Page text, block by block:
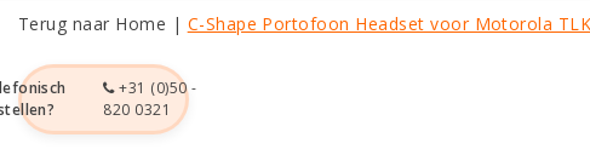
Terug naar Home | C-Shape Portofoon Headset voor Motorola
+31 (0)50 -
820 0321